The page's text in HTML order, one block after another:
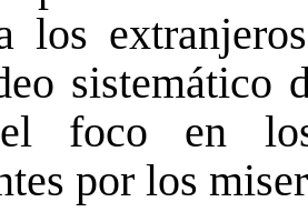
los
sistemático
foco en
por los